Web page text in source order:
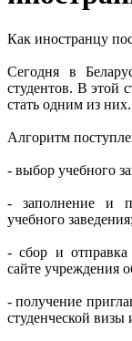
Как иностранцу
Сегодня в
студентов. В этой
стать одним из них.
Алгоритм
- выбор учебного
- заполнение и
учебного заведения;
- сбор и отправка
сайте учреждения
- получение
студенческой визы